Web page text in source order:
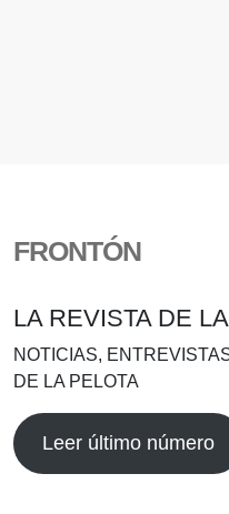
FRONTÓN
LA REVISTA DE
NOTICIAS,
DE LA PELOTA
Leer último número